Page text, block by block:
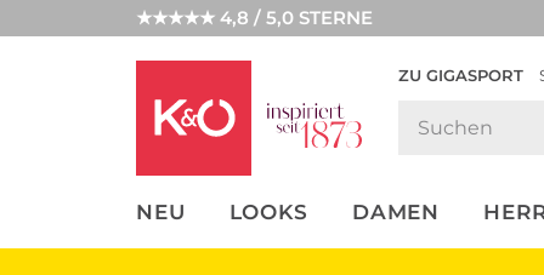
★★★★★ 4,8 / 5,0 STERNE
ZU GIGASPORT
NEU LOOKS DAMEN
UNSERE APP
CLICK &